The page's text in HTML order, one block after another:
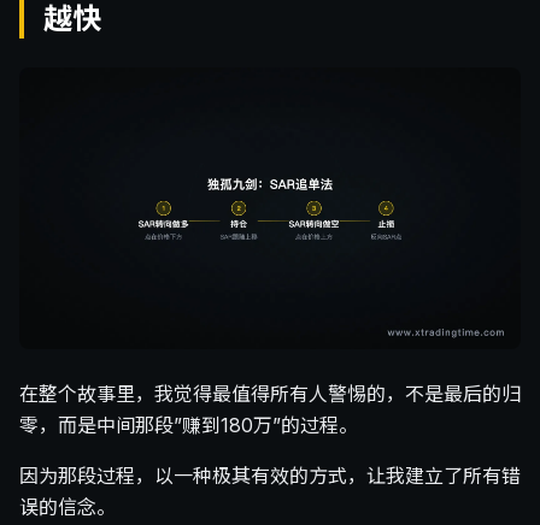
越快
在整个故事里，我觉得最值得所有人警惕的，不是最后的归
零，而是中间那段”赚到180万”的过程。
因为那段过程，以一种极其有效的方式，让我建立了所有错
误的信念。